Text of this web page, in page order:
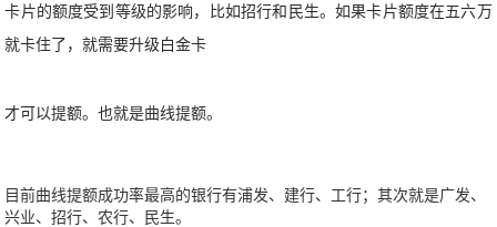
卡片的额度受到等级的影响，比如招行和民生。如果卡片额度在五六万
就卡住了，就需要升级白金卡
才可以提额。也就是曲线提额。
目前曲线提额成功率最高的银行有浦发、建行、工行；其次就是广发、
兴业、招行、农行、民生。